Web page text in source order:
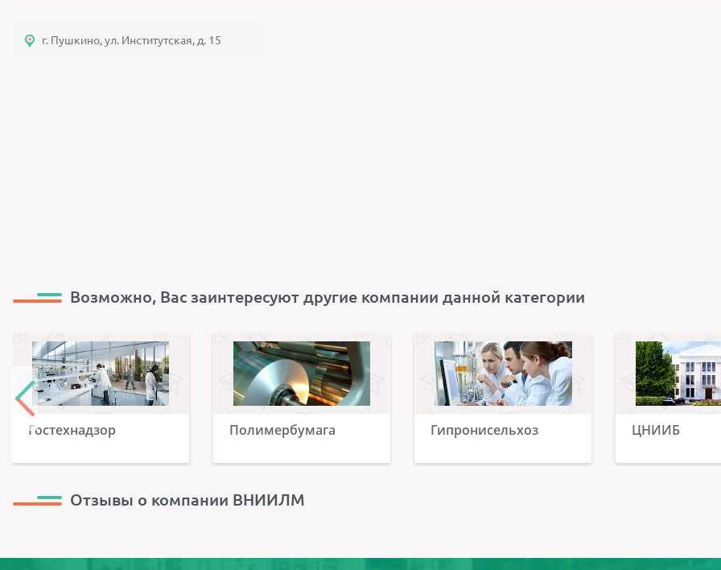
г. Пушкино, ул. Институтская, д. 15
Возможно, Вас заинтересуют другие компании данной категории
Гостехнадзор Полимербумага Гипронисельхоз ЦНИИБ
Отзывы о компании ВНИИЛМ